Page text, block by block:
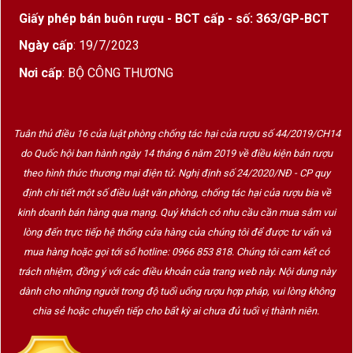
Abruzzo nằm ở miền Trung nước Ý, tiếp giáp biển Adriatic ở
phía Đông và dãy núi Apennines ở phía Tây.
Sự kết hợp giữa:
Độ cao lớn từ vùng núi
Không khí mát từ biển Adriatic
Biên độ nhiệt ngày đêm cao
đã tạo điều kiện lý tưởng cho việc sản xuất nho chất lượng
Giấy phép bán buôn rượu - BCT cấp - số: 363/GP-BCT
Ngày cấp: 19/7/2023
Nơi cấp: BỘ CÔNG THƯƠNG
Tuân thủ điều 16 của luật phòng chống tác hại của rượu số 44/2019/CH14
do Quốc hội ban hành ngày 14 tháng 6 năm 2019 về điều kiện bán rượu
theo hình thức thương mại điện tử. Nghị định số 24/2020/NĐ - CP quy
định chi tiết một số điều luật văn phòng, chống tác hại của rượu bia về
kinh doanh bán hàng qua mạng. Quý khách có nhu cầu cần mua sắm vui
lòng đến trực tiếp hệ thống cửa hàng của chúng tôi để được tư vấn và
mua hàng hoặc gọi tới số hotline: 0966 853 818. Chúng tôi cam kết có
trách nhiệm, đồng ý với các điều khoản của trang web này. Nội dung này
dành cho những người trong độ tuổi uống rượu hợp pháp, vui lòng không
chia sẻ hoặc chuyển tiếp cho bất kỳ ai chưa đủ tuổi vị thành niên.